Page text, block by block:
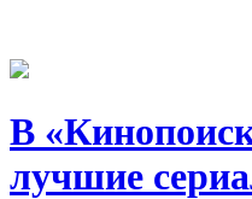
В
лучшие